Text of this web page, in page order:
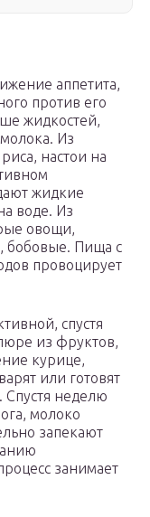
аппетита,
против его
жидкостей,
Из
настои на
жидкие
воде. Из
овощи,
бобовые. Пища с
провоцирует
спустя
из фруктов,
курице,
или готовят
неделю
молоко
запекают
занимает